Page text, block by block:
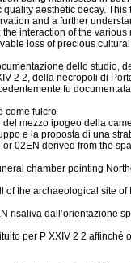
aesthetic decay. This
and a further
interaction of the various
loss of precious
dello studio,
2 2, della necropoli di
fu
come fulcro
mezzo ipogeo della
e la proposta di una
02EN derived from the
chamber pointing
the archaeological site of
risaliva dall’orientazione
per P XXIV 2 2 affinché